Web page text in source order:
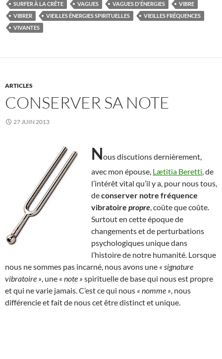
SURFER À LA CRÊTE VAGUES VAGUES D'ÉNERGIES
VIBRE
VIBRER
VIEILLES ÉNERGIES SPIRITUELLES
VIEILLES FRÉQUENCES
VIVANTES
ARTICLES
CONSERVER SA NOTE
27 JUIN 2013
Nous discutions dernièrement,
avec mon épouse, Lætitia Beretti , de
l’intérêt vital qu’il y a, pour nous tous,
deconserver notre fréquence
vibratoire propre , coûte que coûte.
Surtout en cette époque de
changements et de perturbations
psychologiques unique dans
l’histoire de notre humanité. Lorsque
nous ne sommes pas incarné, nous avons une « signature
vibratoire » , une « note » spirituelle de base qui nous est propre
et qui ne varie jamais. C’est ce qui nous « nomme » , nous
différencie et fait de nous cet être distinct et unique.